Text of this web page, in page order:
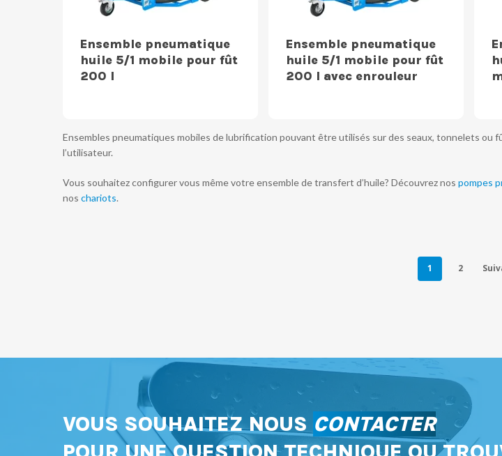
Ensemble pneumatique
huile 5/1 mobile pour fût
200 l
Ensemble pneumatique
huile 5/1 mobile pour fût
200 l avec enrouleur
Ensembles pneumatiques mobiles de lubrification pouvant être utilisés sur des seaux, tonnelets ou
l’utilisateur.
Vous souhaitez configurer vous même votre ensemble de transfert d’huile? Découvrez nos pompes
nos chariots.
1 2
VOUS SOUHAITEZ NOUS CONTACTER